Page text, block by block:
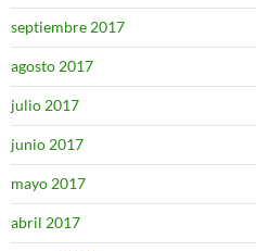
septiembre 2017
agosto 2017
julio 2017
junio 2017
mayo 2017
abril 2017